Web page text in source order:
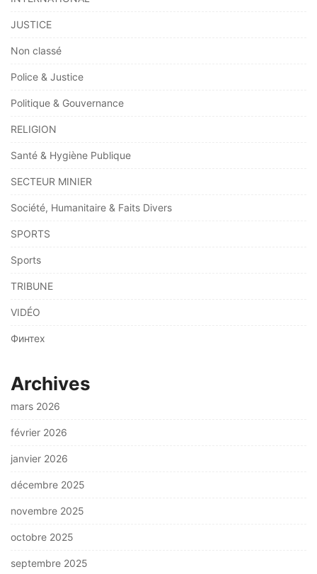
JUSTICE
Non classé
Police & Justice
Politique & Gouvernance
RELIGION
Santé & Hygiène Publique
SECTEUR MINIER
Société, Humanitaire & Faits Divers
SPORTS
Sports
TRIBUNE
VIDÉO
Финтех
Archives
mars 2026
février 2026
janvier 2026
décembre 2025
novembre 2025
octobre 2025
septembre 2025